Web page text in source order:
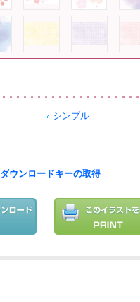
シンプル
ダウンロードキーの取得